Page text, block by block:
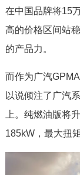
在中国品牌将15
高的价格区间站
的产品力。
而作为广汽
以说倾注了广汽
上。纯燃油版将
185kW，最大扭